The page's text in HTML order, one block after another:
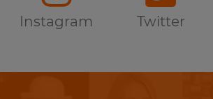
Instagram Twitter